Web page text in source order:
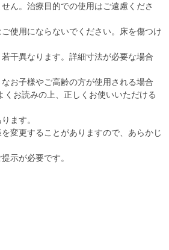
ん。治療目的での使用はご遠慮くださ
使用にならないでください。床を傷つけ
干異なります。詳細寸法が必要な場合
お子様やご高齢の方が使用される場合
お読みの上、正しくお使いいただける
ます。
変更することがありますので、あらかじ
示が必要です。